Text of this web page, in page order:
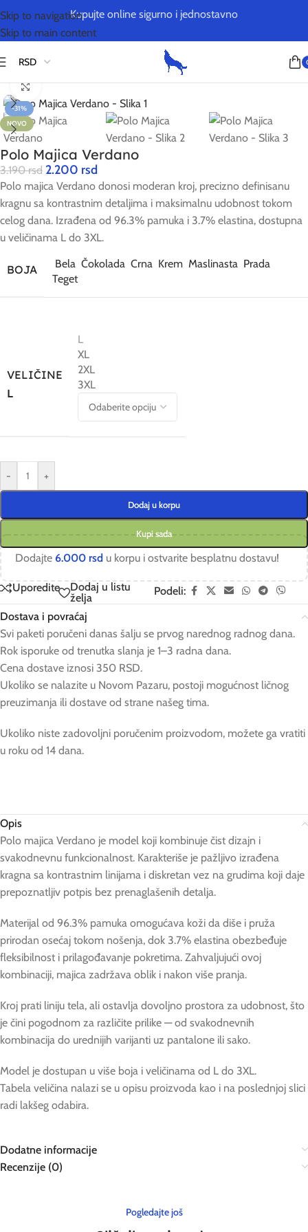
Skip to navigation
Skip to main content
Kupujte online sigurno i jednostavno
Početna
-31%
NOVO
Kliknite za uvećanje
Polo Majica Verdano
3.190rsd 2.200 rsd
Polo majica Verdano donosi moderan kroj, precizno definisanu
kragnu sa kontrastnim detaljima i maksimalnu udobnost tokom
celog dana. Izrađena od 96.3% pamuka i 3.7% elastina, dostupna
u veličinama L do 3XL.
BOJA Bela Čokolada Crna Krem Maslinasta Prada
Teget
VELIČINE
L
L
XL
2XL
3XL
- +
Dodaj u korpu
Kupi sada
Dodajte 6.000 rsd u korpu i ostvarite besplatnu dostavu!
Uporedite
Dodaj u listu
želja
Podeli:
Dostava i povraćaj
Svi paketi poručeni danas šalju se prvog narednog radnog dana.
Rok isporuke od trenutka slanja je 1–3 radna dana.
Cena dostave iznosi 350 RSD.
Ukoliko se nalazite u Novom Pazaru, postoji mogućnost ličnog
preuzimanja ili dostave od strane našeg tima.
Ukoliko niste zadovoljni poručenim proizvodom, možete ga vratiti
u roku od 14 dana.
Opis
Polo majica Verdano je model koji kombinuje čist dizajn i
svakodnevnu funkcionalnost. Karakteriše je pažljivo izrađena
kragna sa kontrastnim linijama i diskretan vez na grudima koji daje
prepoznatljiv potpis bez prenaglašenih detalja.
Materijal od 96.3% pamuka omogućava koži da diše i pruža
prirodan osećaj tokom nošenja, dok 3.7% elastina obezbeđuje
fleksibilnost i prilagođavanje pokretima. Zahvaljujući ovoj
kombinaciji, majica zadržava oblik i nakon više pranja.
Kroj prati liniju tela, ali ostavlja dovoljno prostora za udobnost, što
je čini pogodnom za različite prilike — od svakodnevnih
kombinacija do urednijih varijanti uz pantalone ili sako.
Model je dostupan u više boja i veličinama od L do 3XL.
Tabela veličina nalazi se u opisu proizvoda kao i na poslednjoj slici
radi lakšeg odabira.
Dodatne informacije
Recenzije (0)
Pogledajte još